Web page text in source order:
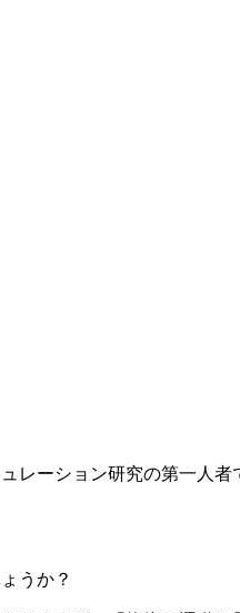
ーション研究の第一人者
うか？